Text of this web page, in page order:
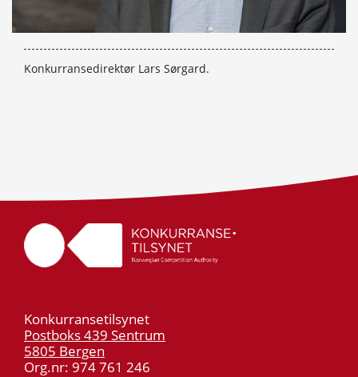
Konkurransedirektør Lars Sørgard.
Konkurransetilsynet
Postboks 439 Sentrum
5805 Bergen
Org.nr: 974 761 246